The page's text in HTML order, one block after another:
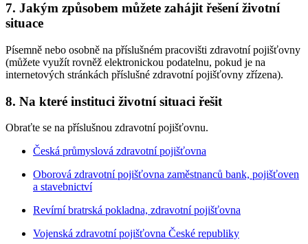
7. Jakým způsobem můžete zahájit řešení životní
situace
Písemně nebo osobně na příslušném pracovišti zdravotní pojišťovny
(můžete využít rovněž elektronickou podatelnu, pokud je na
internetových stránkách příslušné zdravotní pojišťovny zřízena).
8. Na které instituci životní situaci řešit
Obraťte se na příslušnou zdravotní pojišťovnu.
Česká průmyslová zdravotní pojišťovna
Oborová zdravotní pojišťovna zaměstnanců bank, pojišťoven
a stavebnictví
Revírní bratrská pokladna, zdravotní pojišťovna
Vojenská zdravotní pojišťovna České republiky